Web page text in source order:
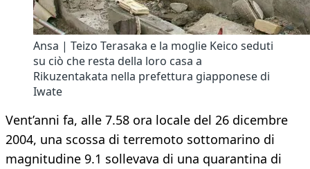
Ansa | Teizo Terasaka e la moglie Keico seduti
su ciò che resta della loro casa a
Rikuzentakata nella prefettura giapponese di
Iwate
Vent’anni fa, alle 7.58 ora locale del 26 dicembre
2004, una scossa di terremoto sottomarino di
magnitudine 9.1 sollevava di una quarantina di